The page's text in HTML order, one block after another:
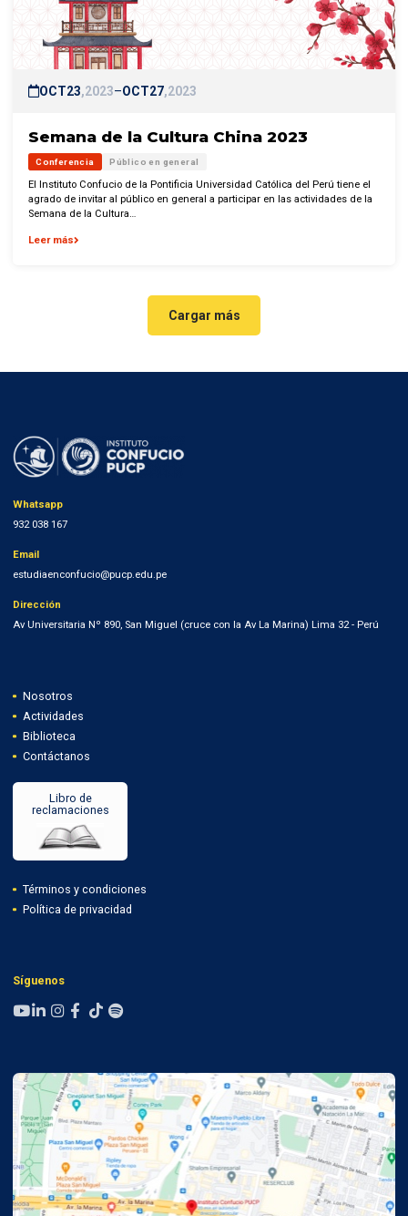
OCT23 2023–OCT27 2023
Semana de la Cultura China 2023
Conferencia Público en general
El Instituto Confucio de la Pontificia Universidad Católica del Perú tiene el
agrado de invitar al público en general a participar en las actividades de la
Semana de la Cultura…
Leer más
Cargar más
Whatsapp
932 038 167
Email
estudiaenconfucio@pucp.edu.pe
Dirección
Av Universitaria Nº 890, San Miguel (cruce con la Av La Marina) Lima 32 - Perú
Nosotros
Actividades
Biblioteca
Contáctanos
Libro de
reclamaciones
Términos y condiciones
Política de privacidad
Síguenos